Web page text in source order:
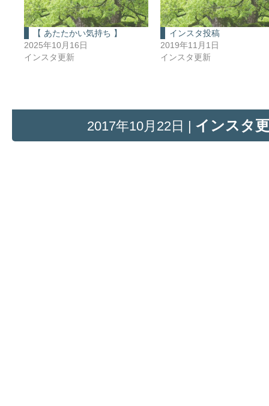
【 あたたかい気持ち 】
2025年10月16日
インスタ更新
インスタ投稿
2019年11月1日
インスタ更新
2017年10月22日 | インスタ